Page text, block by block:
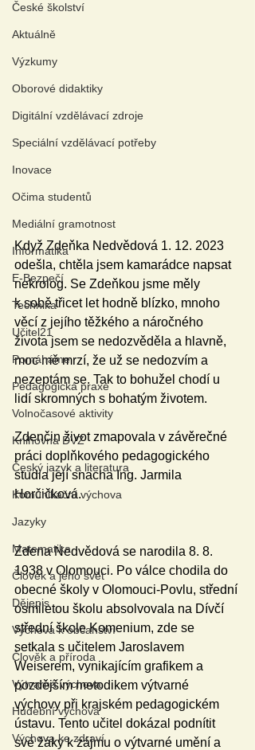
České školství
Aktuálně
Výzkumy
Oborové didaktiky
Digitální vzdělávací zdroje
Speciální vzdělávací potřeby
Inovace
Očima studentů
Mediální gramotnost
Informatika
E-Bezpečí
Technika
Učitel21
Pomáháme
Pedagogická praxe
Volnočasové aktivity
Knihovna DVZ
Český jazyk a literatura
Komunikační výchova
Jazyky
Matematika
Člověk a jeho svět
Dějepis
Výchova k občanství
Člověk a příroda
Výtvarná výchova
Hudební výchova
Výchova ke zdraví
Když Zdeňka Nedvědová 1. 12. 2023
odešla, chtěla jsem kamarádce napsat
nekrolog. Se Zdeňkou jsme měly
k sobě třicet let hodně blízko, mnoho
věcí z jejího těžkého a náročného
života jsem se nedozvěděla a hlavně,
moc mě mrzí, že už se nedozvím a
nezeptám se. Tak to bohužel chodí u
lidí skromných s bohatým životem.
Zdenčin život zmapovala v závěrečné
práci doplňkového pedagogického
studia její snacha Ing. Jarmila
Horčičková.
Zdena Nedvědová se narodila 8. 8.
1938 v Olomouci. Po válce chodila do
obecné školy v Olomouci-Povlu, střední
osmiletou školu absolvovala na Dívčí
střední škole Komenium, zde se
setkala s učitelem Jaroslavem
Weiserem, vynikajícím grafikem a
pozdějším metodikem výtvarné
výchovy při krajském pedagogickém
ústavu. Tento učitel dokázal podnítit
své žáky k zájmu o výtvarné umění a